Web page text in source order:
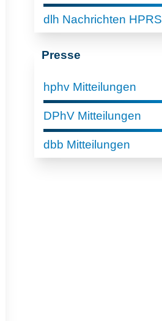
dlh Nachrichten HPRS
Presse
hphv Mitteilungen
DPhV Mitteilungen
dbb Mitteilungen